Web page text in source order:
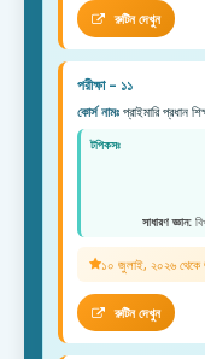
রুটিন দেখুন
পরীক্ষা – ১১
কোর্স নামঃ প্রাইমারি প্রধান
টপিকসঃ
সাধারণ জ্ঞান:
১০ জুলাই, ২০২৬ থেকে
রুটিন দেখুন